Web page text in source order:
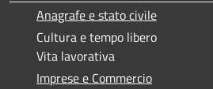
Anagrafe e stato civile
Cultura e tempo libero
Vita lavorativa
Imprese e Commercio